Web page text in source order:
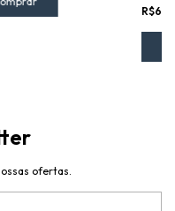
ofertas.